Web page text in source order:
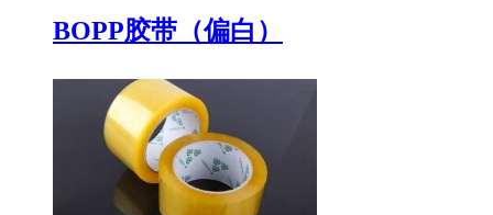
BOPP胶带（偏白）